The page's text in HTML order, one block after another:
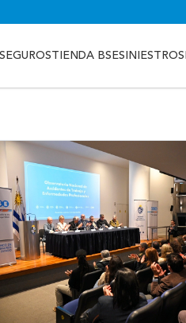
SEGUROSTIENDA BSESINIESTROS